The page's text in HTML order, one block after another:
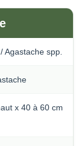
Agastache spp.
x 40 à 60 cm